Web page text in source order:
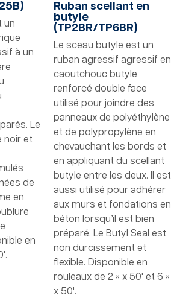
un
à un
Le
noir et
de
en
en
Ruban scellant en
butyle
(TP2BR/TP6BR)
Le sceau butyle est un
ruban agressif agressif en
caoutchouc butyle
renforcé double face
utilisé pour joindre des
panneaux de polyéthylène
et de polypropylène en
chevauchant les bords et
en appliquant du scellant
butyle entre les deux. Il est
aussi utilisé pour adhérer
aux murs et fondations en
béton lorsqu’il est bien
préparé. Le Butyl Seal est
non durcissement et
flexible. Disponible en
rouleaux de 2 » x 50' et 6 »
x 50'.